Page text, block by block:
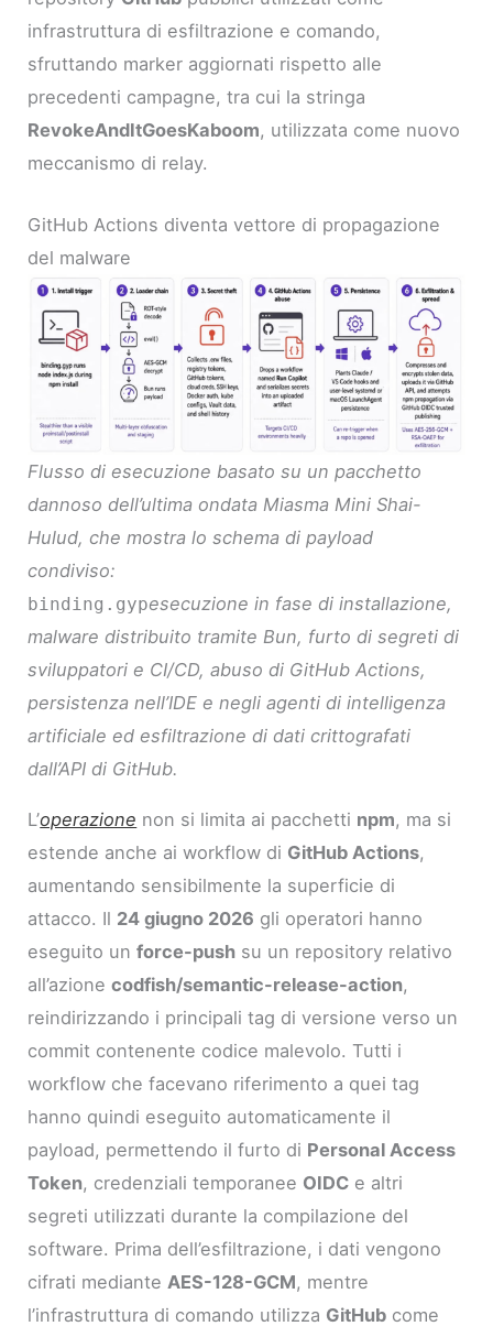
infrastruttura di esfiltrazione e comando,
sfruttando marker aggiornati rispetto alle
precedenti campagne, tra cui la stringa
RevokeAndItGoesKaboom, utilizzata come nuovo
meccanismo di relay.
GitHub Actions diventa vettore di propagazione
del malware
Flusso di esecuzione basato su un pacchetto
dannoso dell’ultima ondata Miasma Mini Shai-
Hulud, che mostra lo schema di payload
condiviso:
binding.gypesecuzione in fase di installazione,
malware distribuito tramite Bun, furto di segreti di
sviluppatori e CI/CD, abuso di GitHub Actions,
persistenza nell’IDE e negli agenti di intelligenza
artificiale ed esfiltrazione di dati crittografati
dall’API di GitHub.
L’operazione non si limita ai pacchetti npm, ma si
estende anche ai workflow di GitHub Actions,
aumentando sensibilmente la superficie di
attacco. Il 24 giugno 2026 gli operatori hanno
eseguito unforce-push su un repository relativo
all’azionecodfish/semantic-release-action,
reindirizzando i principali tag di versione verso un
commit contenente codice malevolo. Tutti i
workflow che facevano riferimento a quei tag
hanno quindi eseguito automaticamente il
payload, permettendo il furto di Personal Access
Token, credenziali temporanee OIDC e altri
segreti utilizzati durante la compilazione del
software. Prima dell’esfiltrazione, i dati vengono
cifrati medianteAES-128-GCM, mentre
l’infrastruttura di comando utilizza GitHub come